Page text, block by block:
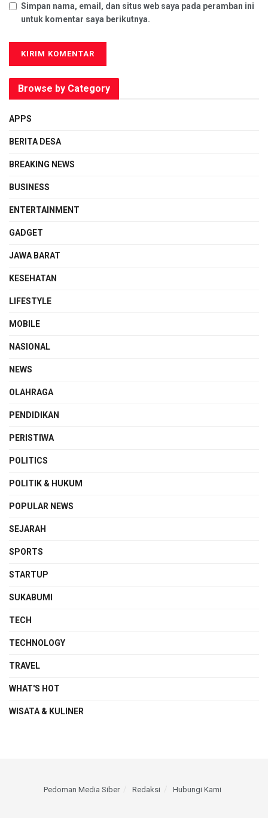
Simpan nama, email, dan situs web saya pada peramban ini
untuk komentar saya berikutnya.
Browse by Category
APPS
BERITA DESA
BREAKING NEWS
BUSINESS
ENTERTAINMENT
GADGET
JAWA BARAT
KESEHATAN
LIFESTYLE
MOBILE
NASIONAL
NEWS
OLAHRAGA
PENDIDIKAN
PERISTIWA
POLITICS
POLITIK & HUKUM
POPULAR NEWS
SEJARAH
SPORTS
STARTUP
SUKABUMI
TECH
TECHNOLOGY
TRAVEL
WHAT'S HOT
WISATA & KULINER
Pedoman Media Siber Redaksi Hubungi Kami